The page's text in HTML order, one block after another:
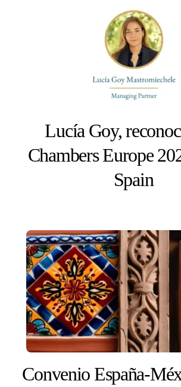
Lucía Goy,
Chambers Europe
Spain
Convenio España-